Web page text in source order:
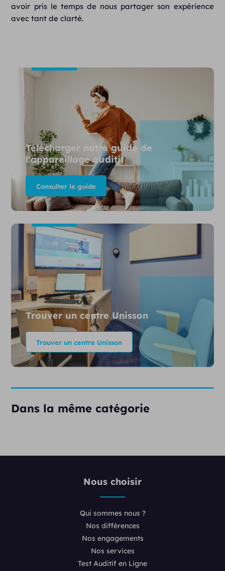
avoir pris le temps de nous partager son expérience
avec tant de clarté.
Télécharger notre guide de
l'appareillage auditif
Consulter le guide
Trouver un centre Unisson
Trouver un centre Unisson
Dans la même catégorie
Nous choisir
Qui sommes nous ?
Nos différences
Nos engagements
Nos services
Test Auditif en Ligne